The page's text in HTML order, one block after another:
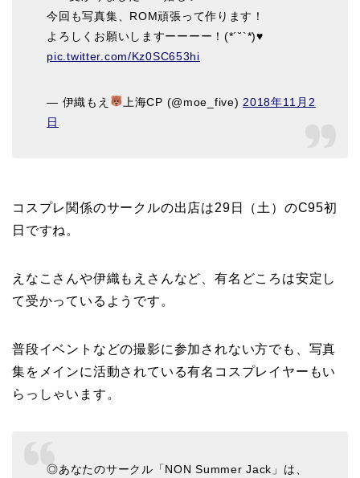
今回も写真集、ROM頑張って作ります！
よろしくお願いしますーーーー！(*´˘`*)♥
pic.twitter.com/Kz0SC653hi
— 伊織もえ 上海CP (@moe_five) 2018年11月2
日
コスプレ関係のサークルの出店は29日（土）のC95初
日ですね。
えなこさんや伊織もえさんなど、有名どころは安定し
て受かっているようです。
普段イベントなどの撮影に参加されない方でも、写真
集をメインに活動されている有名コスプレイヤーもい
らっしゃいます。
◎あなたのサークル「NON Summer Jack」は、